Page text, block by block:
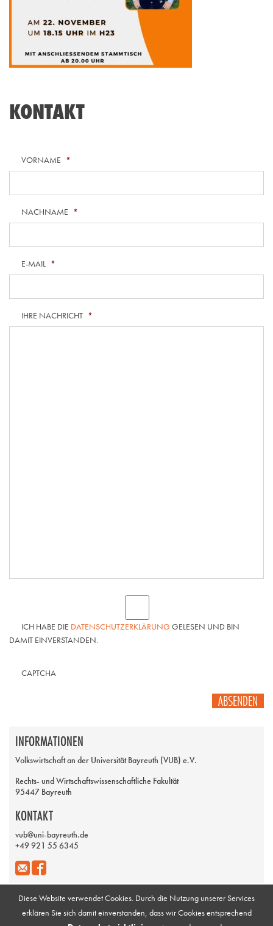
KONTAKT
INFORMATIONEN
Volkswirtschaft an der Universität Bayreuth (VUB) e.V.
Rechts- und Wirtschaftswissenschaftliche Fakultät
95447 Bayreuth
KONTAKT
vub@uni-bayreuth.de
+49 921 55 6345
VORNAME *
NACHNAME *
E-MAIL *
IHRE NACHRICHT *
ICH HABE DIE DATENSCHUTZERKLÄRUNG GELESEN UND BIN
DAMIT EINVERSTANDEN.
CAPTCHA
ABSENDEN
Impressum Galerie
Diese Website verwendet Cookies. Durch die Nutzung unserer Services
erklären Sie sich damit einverstanden, dass wir Cookies entsprechend